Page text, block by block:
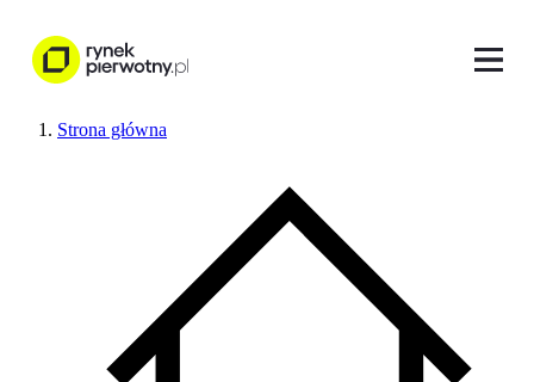
Strona główna